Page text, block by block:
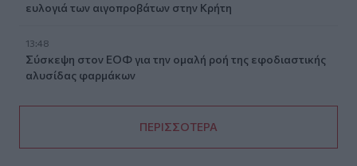
ευλογιά των αιγοπροβάτων στην Κρήτη
13:48
Σύσκεψη στον ΕΟΦ για την ομαλή ροή της εφοδιαστικής
αλυσίδας φαρμάκων
ΠΕΡΙΣΣΟΤΕΡΑ